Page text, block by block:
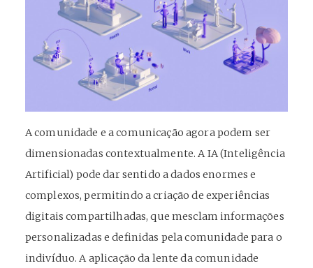
A comunidade e a comunicação agora podem ser
dimensionadas contextualmente. A IA (Inteligência
Artificial) pode dar sentido a dados enormes e
complexos, permitindo a criação de experiências
digitais compartilhadas, que mesclam informações
personalizadas e definidas pela comunidade para o
indivíduo. A aplicação da lente da comunidade